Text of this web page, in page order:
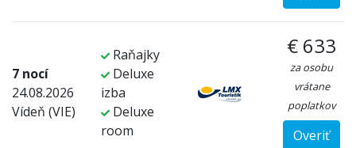
7 nocí
24.08.2026
Vídeň (VIE)
Raňajky
Deluxe
izba
Deluxe
room
€ 633
za osobu
vrátane
poplatkov
Overiť